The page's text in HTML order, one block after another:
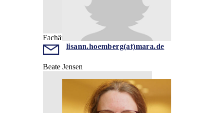
Fachärztin
lisann.hoemberg(at)mara.de
Beate Jensen